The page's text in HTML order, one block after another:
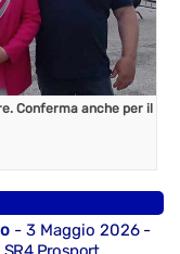
Conferma anche per il
- 3 Maggio 2026 -